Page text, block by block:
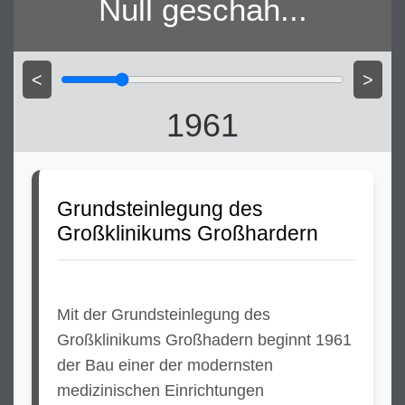
Null geschah...
< >
1961
Grundsteinlegung des
Großklinikums Großhardern
Mit der Grundsteinlegung des
Großklinikums Großhadern beginnt 1961
der Bau einer der modernsten
medizinischen Einrichtungen